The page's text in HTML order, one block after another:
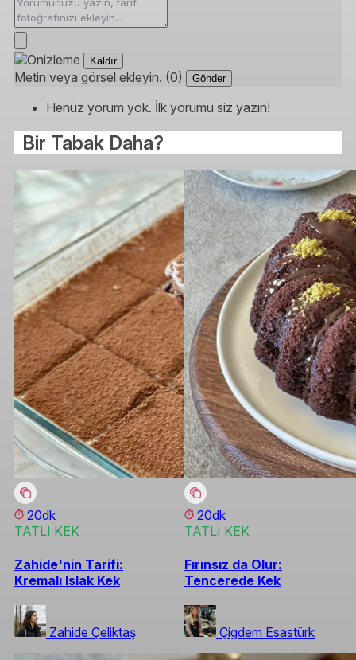
Kaldır
Metin veya görsel ekleyin. (0) Gönder
Henüz yorum yok. İlk yorumu siz yazın!
Bir Tabak Daha?
20dk
TATLI KEK
Zahide'nin Tarifi:
Kremalı Islak Kek
Zahide Çeliktaş
20dk
TATLI KEK
Fırınsız da Olur:
Tencerede Kek
Çigdem Esastürk